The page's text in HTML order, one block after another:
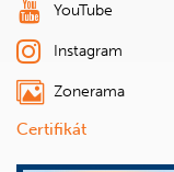
YouTube
Instagram
Zonerama
Certifikát